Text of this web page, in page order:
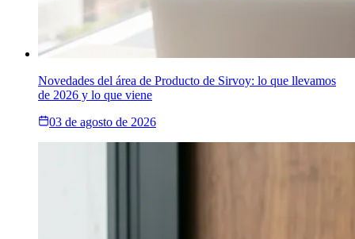
Novedades del área de Producto de Sirvoy: lo que llevamos
de 2026 y lo que viene
03 de agosto de 2026